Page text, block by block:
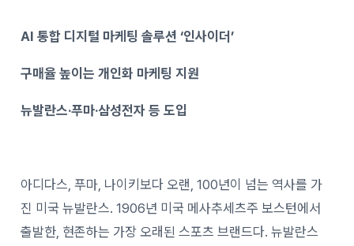
AI 통합 디지털 마케팅 솔루션 ‘인사이더’
구매율 높이는 개인화 마케팅 지원
뉴발란스·푸마·삼성전자 등 도입
아디다스, 푸마, 나이키보다 오랜, 100년이 넘는 역사를 가
진 미국 뉴발란스. 1906년 미국 메사추세츠주 보스턴에서
출발한, 현존하는 가장 오래된 스포츠 브랜드다. 뉴발란스